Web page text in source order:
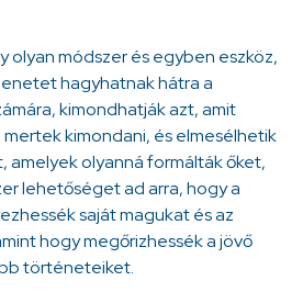
olyan módszer és egyben eszköz,
hagyhatnak hátra a
kimondhatják azt, amit
kimondani, és elmesélhetik
olyanná formálták őket,
lehetőséget ad arra, hogy a
saját magukat és az
hogy megőrizhessék a jövő
történeteiket.